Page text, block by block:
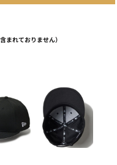
まれておりません）